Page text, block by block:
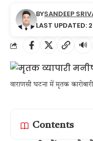
LAST
BYSANDEEP
🔊
वाराणसी घटना में मृतक
Contents